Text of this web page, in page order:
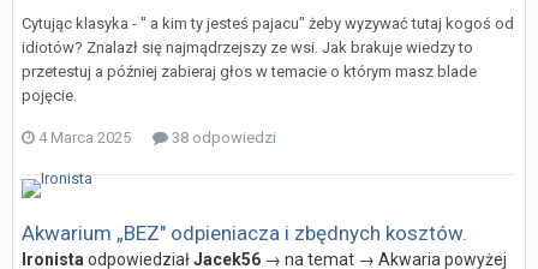
Cytując klasyka - " a kim ty jesteś pajacu" żeby wyzywać tutaj kogoś od
idiotów? Znalazł się najmądrzejszy ze wsi. Jak brakuje wiedzy to
przetestuj a później zabieraj głos w temacie o którym masz blade
pojęcie.
4 Marca 2025 38 odpowiedzi
Akwarium „BEZ" odpieniacza i zbędnych kosztów.
Ironista odpowiedziałJacek56 → na temat → Akwaria powyżej